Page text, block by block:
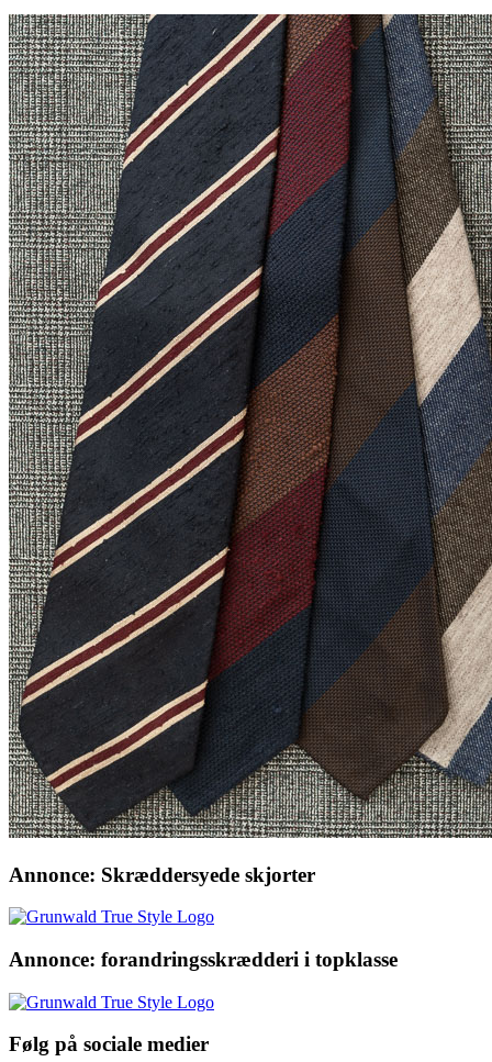
Annonce: Skræddersyede skjorter
Annonce: forandringsskrædderi i topklasse
Følg på sociale medier